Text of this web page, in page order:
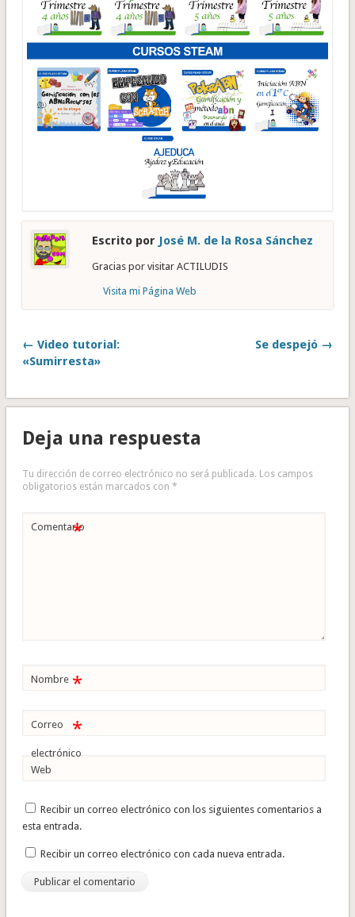
Escrito por José M. de la Rosa Sánchez
Gracias por visitar ACTILUDIS
Visita mi Página Web
← Video tutorial:
«Sumirresta»
Se despejó →
Deja una respuesta
Tu dirección de correo electrónico no será publicada. Los campos
obligatorios están marcados con *
Comentario
*
Nombre *
Correo
electrónico
*
Web
Recibir un correo electrónico con los siguientes comentarios a
esta entrada.
Recibir un correo electrónico con cada nueva entrada.